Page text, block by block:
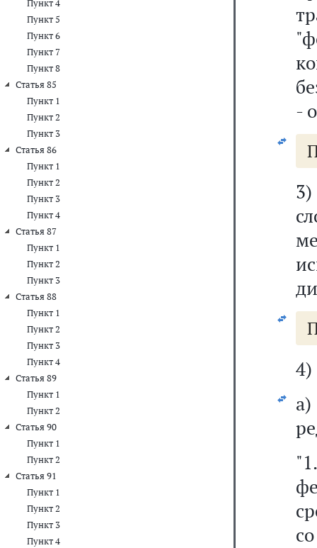
Пункт 4
Пункт 5
Пункт 6
Пункт 7
Пункт 8
Статья 85
Пункт 1
Пункт 2
Пункт 3
Статья 86
Пункт 1
Пункт 2
Пункт 3
Пункт 4
Статья 87
Пункт 1
Пункт 2
Пункт 3
Статья 88
Пункт 1
Пункт 2
Пункт 3
Пункт 4
Статья 89
Пункт 1
Пункт 2
Статья 90
Пункт 1
Пункт 2
Статья 91
Пункт 1
Пункт 2
Пункт 3
Пункт 4
-